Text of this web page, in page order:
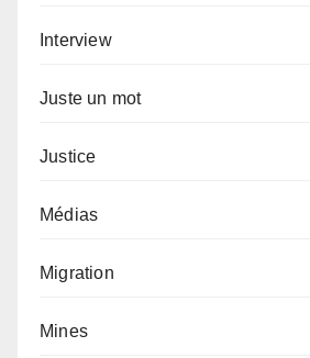
Interview
Juste un mot
Justice
Médias
Migration
Mines